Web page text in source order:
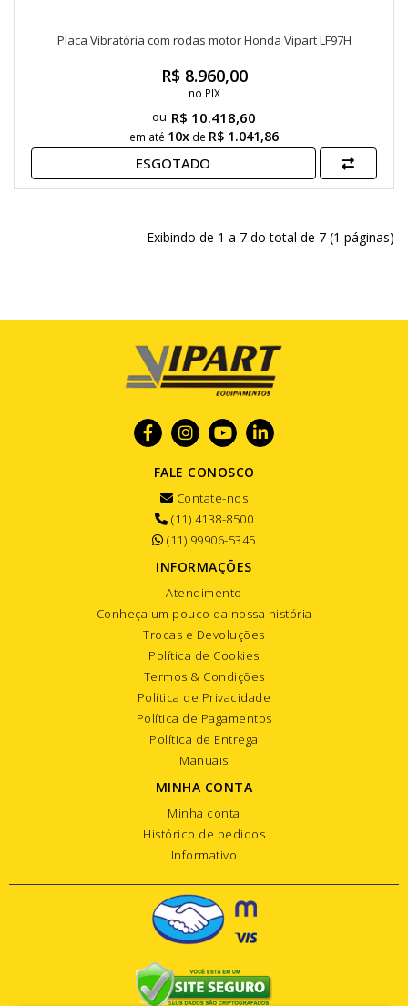
Placa Vibratória com rodas motor Honda Vipart LF97H
R$ 10.418,60
em até 10x de R$ 1.041,86
R$ 8.960,00
no PIX
ESGOTADO
Exibindo de 1 a 7 do total de 7 (1 páginas)
FALE CONOSCO
Contate-nos
(11) 4138-8500
(11) 99906-5345
INFORMAÇÕES
Atendimento
Conheça um pouco da nossa história
Trocas e Devoluções
Política de Cookies
Termos & Condições
Política de Privacidade
Política de Pagamentos
Política de Entrega
Manuais
MINHA CONTA
Minha conta
Histórico de pedidos
Informativo